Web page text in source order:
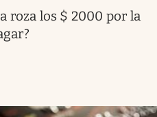
roza los $ 2000 por la